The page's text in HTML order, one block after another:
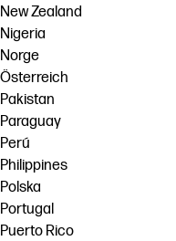
New Zealand
Nigeria
Norge
Österreich
Pakistan
Paraguay
Perú
Philippines
Polska
Portugal
Puerto Rico